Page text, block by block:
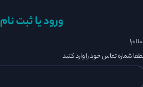
ورود یا ثبت نام
شماره تماس خود را وارد کنید